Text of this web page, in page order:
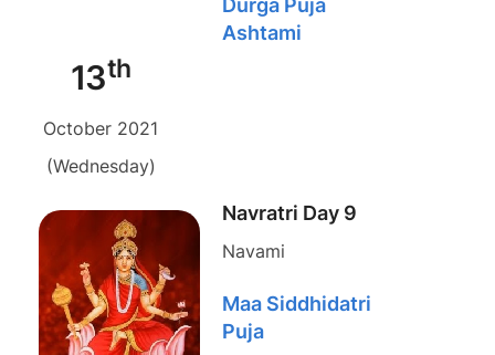
Durga Puja
Ashtami
13th
October 2021
(Wednesday)
Navratri Day 9
Navami
Maa Siddhidatri
Puja